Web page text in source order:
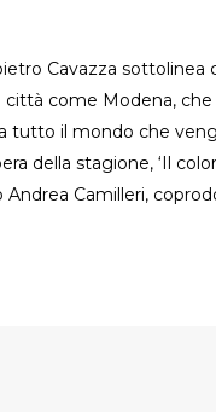
Cavazza
come Modena,
tutto il mondo che
della stagione, ‘Il
Camilleri,